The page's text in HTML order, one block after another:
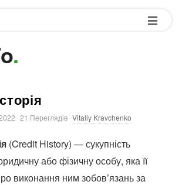
.
21 Переглядів Vitaliy Kravchenko
(Credit History) — сукупність
або фізичну особу, яка її
виконання ним зобов’язань за